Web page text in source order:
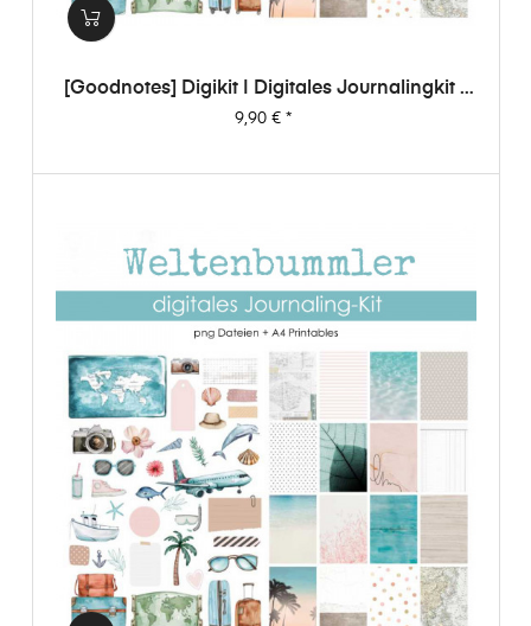
[Goodnotes] Digikit | Digitales Journalingkit -
Weltenbummler
Preis
9,90 €*